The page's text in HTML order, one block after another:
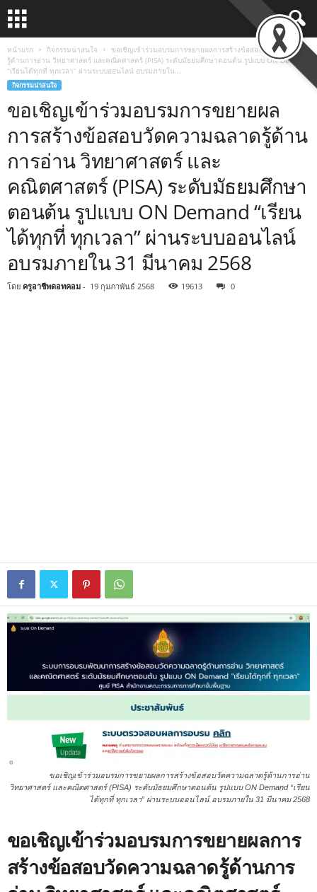
หน้าแรก กิจกรรมน่าสนใจ
ขอเชิญเข้าร่วมอบรมการขยายผลการสร้างข้อสอบวัดความฉลาด
รู้ด้านการอ่าน วิทยาศาสตร์ และคณิตศาสตร์ (PISA) ระดับมัธยมศึกษาตอนต้น รูปแบบ ON Demand
“เรียนได้ทุกที่ ทุกเวลา” ผ่านระบบออนไลน์ อบรมภายใน...
กิจกรรมน่าสนใจ
ขอเชิญเข้าร่วมอบรมการขยายผล
การสร้างข้อสอบวัดความฉลาดรู้ด้าน
การอ่าน วิทยาศาสตร์ และ
คณิตศาสตร์ (PISA) ระดับมัธยมศึกษา
ตอนต้น รูปแบบ ON Demand “เรียน
ได้ทุกที่ ทุกเวลา” ผ่านระบบออนไลน์
อบรมภายใน 31 มีนาคม 2568
โดย ครูอาชีพดอทคอม - 19 กุมภาพันธ์ 2568 19613 0
ขอเชิญเข้าร่วมอบรมการขยายผลการสร้างข้อสอบวัดความฉลาดรู้ด้านการอ่าน
วิทยาศาสตร์ และคณิตศาสตร์ (PISA) ระดับมัธยมศึกษาตอนต้น รูปแบบ ON Demand “เรียน
ได้ทุกที่ ทุกเวลา” ผ่านระบบออนไลน์ อบรมภายใน 31 มีนาคม 2568
ขอเชิญเข้าร่วมอบรมการขยายผลการ
สร้างข้อสอบวัดความฉลาดรู้ด้านการ